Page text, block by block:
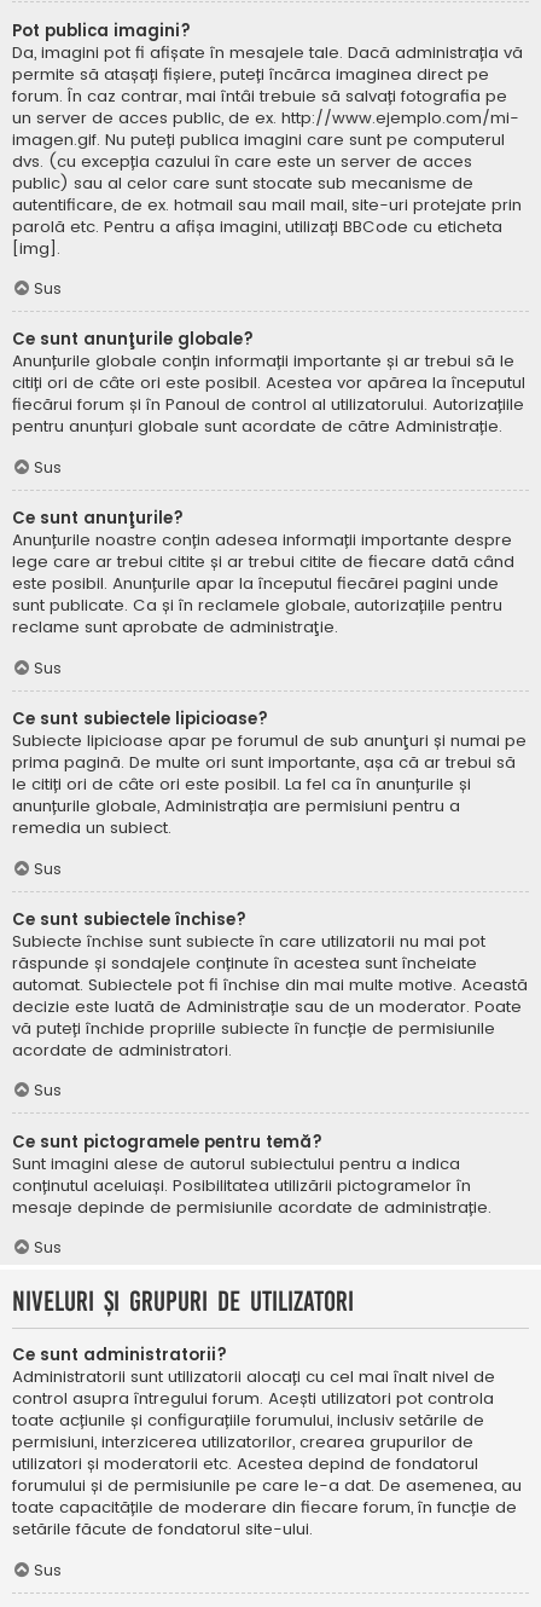
Pot publica imagini?
Da, imagini pot fi afișate în mesajele tale. Dacă administrația vă
permite să atașați fișiere, puteți încărca imaginea direct pe
forum. În caz contrar, mai întâi trebuie să salvați fotografia pe
un server de acces public, de ex. http://www.ejemplo.com/mi-
imagen.gif. Nu puteți publica imagini care sunt pe computerul
dvs. (cu excepția cazului în care este un server de acces
public) sau al celor care sunt stocate sub mecanisme de
autentificare, de ex. hotmail sau mail mail, site-uri protejate prin
parolă etc. Pentru a afișa imagini, utilizați BBCode cu eticheta
[img].
Sus
Ce sunt anunţurile globale?
Anunțurile globale conțin informații importante și ar trebui să le
citiți ori de câte ori este posibil. Acestea vor apărea la începutul
fiecărui forum și în Panoul de control al utilizatorului. Autorizațiile
pentru anunțuri globale sunt acordate de către Administrație.
Sus
Ce sunt anunţurile?
Anunțurile noastre conțin adesea informații importante despre
lege care ar trebui citite și ar trebui citite de fiecare dată când
este posibil. Anunțurile apar la începutul fiecărei pagini unde
sunt publicate. Ca și în reclamele globale, autorizațiile pentru
reclame sunt aprobate de administraţie.
Sus
Ce sunt subiectele lipicioase?
Subiecte lipicioase apar pe forumul de sub anunţuri și numai pe
prima pagină. De multe ori sunt importante, așa că ar trebui să
le citiți ori de câte ori este posibil. La fel ca în anunțurile și
anunțurile globale, Administrația are permisiuni pentru a
remedia un subiect.
Sus
Ce sunt subiectele închise?
Subiecte închise sunt subiecte în care utilizatorii nu mai pot
răspunde și sondajele conținute în acestea sunt încheiate
automat. Subiectele pot fi închise din mai multe motive. Această
decizie este luată de Administrație sau de un moderator. Poate
vă puteți închide propriile subiecte în funcție de permisiunile
acordate de administratori.
Sus
Ce sunt pictogramele pentru temă?
Sunt imagini alese de autorul subiectului pentru a indica
conținutul aceluiași. Posibilitatea utilizării pictogramelor în
mesaje depinde de permisiunile acordate de administrație.
Sus
Niveluri și grupuri de utilizatori
Ce sunt administratorii?
Administratorii sunt utilizatorii alocați cu cel mai înalt nivel de
control asupra întregului forum. Acești utilizatori pot controla
toate acțiunile și configurațiile forumului, inclusiv setările de
permisiuni, interzicerea utilizatorilor, crearea grupurilor de
utilizatori și moderatorii etc. Acestea depind de fondatorul
forumului și de permisiunile pe care le-a dat. De asemenea, au
toate capacitățile de moderare din fiecare forum, în funcție de
setările făcute de fondatorul site-ului.
Sus